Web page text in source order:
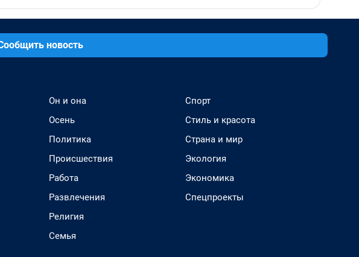
новость
Он и она
Осень
Политика
Происшествия
Работа
Развлечения
Религия
Семья
Спорт
Стиль и красота
Страна и мир
Экология
Экономика
Спецпроекты